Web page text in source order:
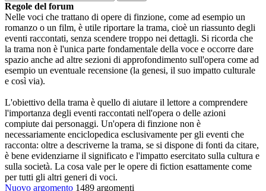
Regole del forum
Nelle voci che trattano di opere di finzione, come ad esempio un
romanzo o un film, è utile riportare la trama, cioè un riassunto degli
eventi raccontati, senza scendere troppo nei dettagli. Si ricorda che
la trama non è l'unica parte fondamentale della voce e occorre dare
spazio anche ad altre sezioni di approfondimento sull'opera come ad
esempio un eventuale recensione (la genesi, il suo impatto culturale
e così via).
L'obiettivo della trama è quello di aiutare il lettore a comprendere
l'importanza degli eventi raccontati nell'opera o delle azioni
compiute dai personaggi. Un'opera di finzione non è
necessariamente enciclopedica esclusivamente per gli eventi che
racconta: oltre a descriverne la trama, se si dispone di fonti da citare,
è bene evidenziarne il significato e l'impatto esercitato sulla cultura e
sulla società. La cosa vale per le opere di fiction esattamente come
per tutti gli altri generi di voci.
Nuovo argomento 1489 argomenti